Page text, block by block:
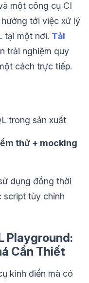
một công cụ CI
tới việc xử lý
tại một nơi. Tải
trải nghiệm quy
cách trực tiếp.
trong sản xuất
thử + mocking
dụng đồng thời
script tùy chỉnh
Playground:
Cần Thiết
kinh điển mà có